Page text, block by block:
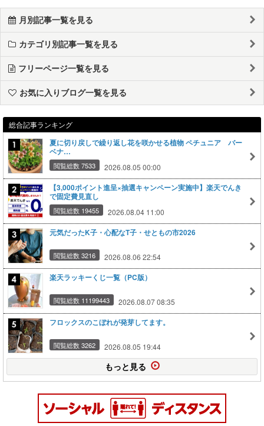
月別記事一覧を見る
カテゴリ別記事一覧を見る
フリーページ一覧を見る
お気に入りブログ一覧を見る
総合記事ランキング
夏に切り戻しで繰り返し花を咲かせる植物 ペチュニア バー
ベナ…
閲覧総数 7533 2026.08.05 00:00
【3,000ポイント進呈×抽選キャンペーン実施中】楽天でんき
で固定費見直し
閲覧総数 19455 2026.08.04 11:00
元気だったK子・心配なT子・せともの市2026
閲覧総数 3216 2026.08.06 22:54
楽天ラッキーくじ一覧（PC版）
閲覧総数 11199443 2026.08.07 08:35
フロックスのこぼれが発芽してます。
閲覧総数 3262 2026.08.05 19:44
もっと見る